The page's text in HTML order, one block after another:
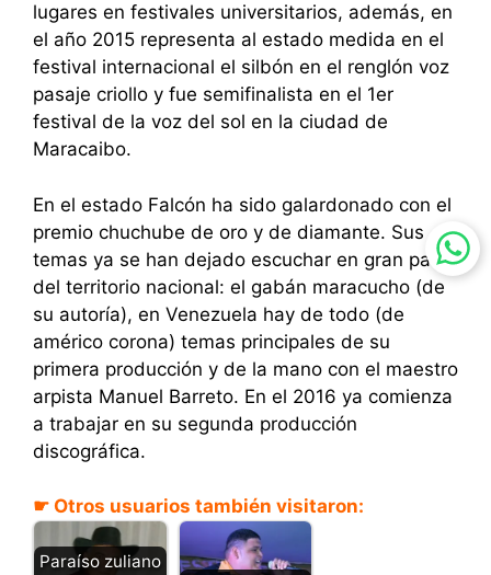
lugares en festivales universitarios, además, en
el año 2015 representa al estado medida en el
festival internacional el silbón en el renglón voz
pasaje criollo y fue semifinalista en el 1er
festival de la voz del sol en la ciudad de
Maracaibo.
En el estado Falcón ha sido galardonado con el
premio chuchube de oro y de diamante. Sus
temas ya se han dejado escuchar en gran parte
del territorio nacional: el gabán maracucho (de
su autoría), en Venezuela hay de todo (de
américo corona) temas principales de su
primera producción y de la mano con el maestro
arpista Manuel Barreto. En el 2016 ya comienza
a trabajar en su segunda producción
discográfica.
☛ Otros usuarios también visitaron:
Paraíso zuliano